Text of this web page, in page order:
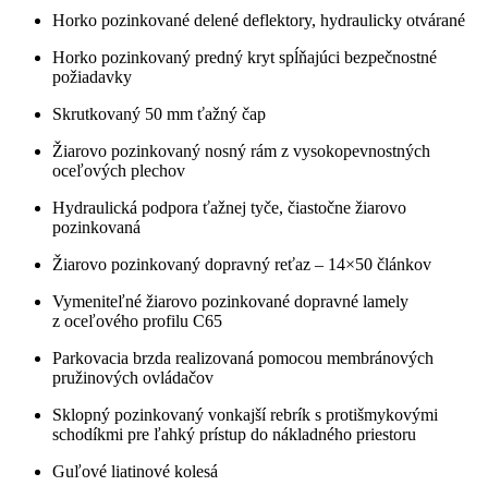
Horko pozinkované delené deflektory, hydraulicky otvárané
Horko pozinkovaný predný kryt spĺňajúci bezpečnostné
požiadavky
Skrutkovaný 50 mm ťažný čap
Žiarovo pozinkovaný nosný rám z vysokopevnostných
oceľových plechov
Hydraulická podpora ťažnej tyče, čiastočne žiarovo
pozinkovaná
Žiarovo pozinkovaný dopravný reťaz – 14×50 článkov
Vymeniteľné žiarovo pozinkované dopravné lamely
z oceľového profilu C65
Parkovacia brzda realizovaná pomocou membránových
pružinových ovládačov
Sklopný pozinkovaný vonkajší rebrík s protišmykovými
schodíkmi pre ľahký prístup do nákladného priestoru
Guľové liatinové kolesá